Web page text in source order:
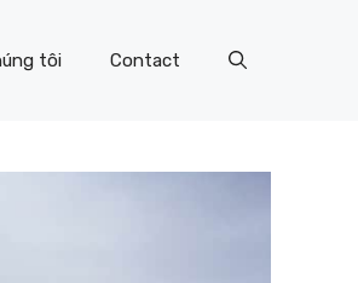
tôi Contact